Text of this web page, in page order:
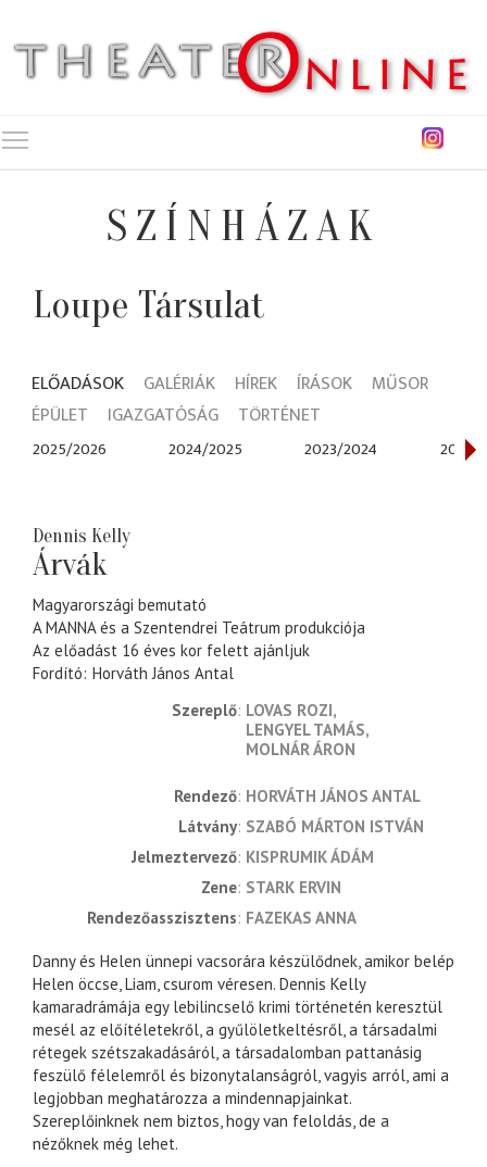
SZÍNHÁZAK
Loupe Társulat
ELŐADÁSOK GALÉRIÁK HÍREK ÍRÁSOK
MŰSOR
ÉPÜLET
IGAZGATÓSÁG TÖRTÉNET
2025/2026 2024/2025 2023/2024 2022/
Dennis Kelly
Árvák
Magyarországi bemutató
A MANNA és a Szentendrei Teátrum produkciója
Az előadást 16 éves kor felett ajánljuk
Fordító Horváth János Antal
Szereplő LOVAS ROZI
LENGYEL TAMÁS
MOLNÁR ÁRON
rendező HORVÁTH JÁNOS ANTAL
látvány SZABÓ MÁRTON ISTVÁN
jelmeztervező KISPRUMIK ÁDÁM
zene STARK ERVIN
rendezőasszisztens FAZEKAS ANNA
Danny és Helen ünnepi vacsorára készülődnek, amikor belép
Helen öccse, Liam, csurom véresen. Dennis Kelly
kamaradrámája egy lebilincselő krimi történetén keresztül
mesél az előítéletekről, a gyűlöletkeltésről, a társadalmi
rétegek szétszakadásáról, a társadalomban pattanásig
feszülő félelemről és bizonytalanságról, vagyis arról, ami a
legjobban meghatározza a mindennapjainkat.
Szereplőinknek nem biztos, hogy van feloldás, de a
nézőknek még lehet.